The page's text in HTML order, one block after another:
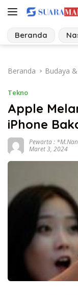
Langsung
konten
Beranda
Beranda Budaya
Tekno
Apple
iPhone
Pewarta :
Maret 3, 2024